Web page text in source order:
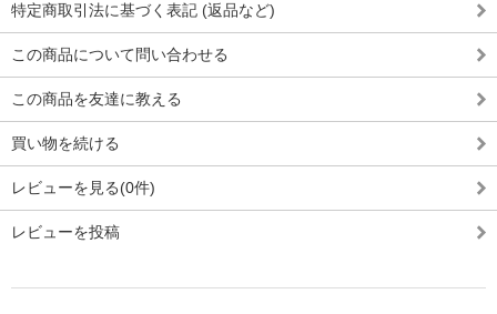
特定商取引法に基づく表記 (返品など)
この商品について問い合わせる
この商品を友達に教える
買い物を続ける
レビューを見る(0件)
レビューを投稿